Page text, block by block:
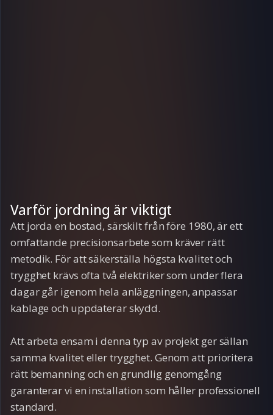
Varför jordning är viktigt
Att jorda en bostad, särskilt från före 1980, är ett
omfattande precisionsarbete som kräver rätt
metodik. För att säkerställa högsta kvalitet och
trygghet krävs ofta två elektriker som under flera
dagar går igenom hela anläggningen, anpassar
kablage och uppdaterar skydd.
Att arbeta ensam i denna typ av projekt ger sällan
samma kvalitet eller trygghet. Genom att prioritera
rätt bemanning och en grundlig genomgång
garanterar vi en installation som håller professionell
standard.